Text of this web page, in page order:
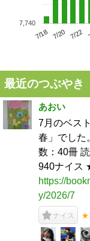
7/18 7/20 7/22
7,740
最近のつぶやき
あおい
7月のベス
春」でした
数：40冊
940ナイス
https://
y/2026/7
ナイス